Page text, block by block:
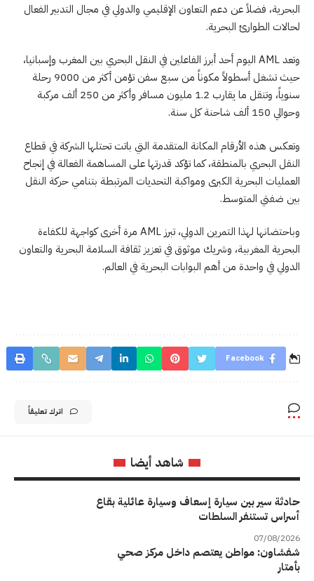
البحرية، فضلاً عن دعم التعاون الإقليمي والدولي في مجال التدبير الفعال
لحالات الطوارئ البحرية.
وتعد AML اليوم أحد أبرز الفاعلين في النقل البحري بين المغرب وإسبانيا،
حيث تشغل أسطولاً مكوناً من سبع سفن تؤمن أكثر من 9000 رحلة
سنوياً، وتنقل ما يقارب 1.2 مليون مسافر وأكثر من 250 ألف مركبة
وحوالي 150 ألف شاحنة كل سنة.
وتعكس هذه الأرقام المكانة المتقدمة التي باتت تحتلها الشركة في قطاع
النقل البحري بالمنطقة، كما تؤكد قدرتها على المساهمة الفعالة في إنجاح
العمليات البحرية الكبرى ومواكبة التحديات المرتبطة بتنامي حركة النقل
بين ضفتي المتوسط.
وباحتضانها لهذا التمرين الدولي، تبرز AML مرة أخرى كواجهة للكفاءة
البحرية المغربية، وشريك موثوق في تعزيز ثقافة السلامة البحرية والتعاون
الدولي في واحدة من أهم البوابات البحرية في العالم.
Facebook
اترك تعليقاً
شاهد أيضا
حادثة سير بين سيارة إسعاف وسيارة عائلية بقاع
أسراس تستنفر السلطات
07/08/2026
شفشاون: مواطن يعتصم داخل مركز صحي
بأمتار